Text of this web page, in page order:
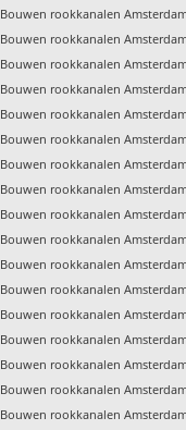
Bouwen rookkanalen
Bouwen rookkanalen
Bouwen rookkanalen
Bouwen rookkanalen
Bouwen rookkanalen
Bouwen rookkanalen
Bouwen rookkanalen
Bouwen rookkanalen
Bouwen rookkanalen
Bouwen rookkanalen
Bouwen rookkanalen
Bouwen rookkanalen
Bouwen rookkanalen
Bouwen rookkanalen
Bouwen rookkanalen
Bouwen rookkanalen
Bouwen rookkanalen